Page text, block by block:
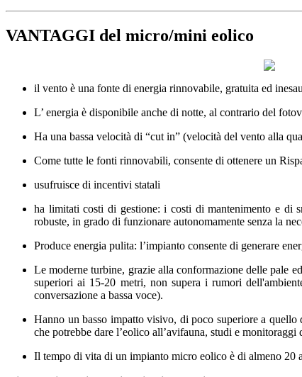
VANTAGGI del micro/mini eolico
il vento è una fonte di energia rinnovabile, gratuita ed
L’ energia è disponibile anche di notte, al contrario del
Ha una bassa velocità di “cut in” (velocità del vento alla
Come tutte le fonti rinnovabili, consente di ottenere un
usufruisce di incentivi statali
ha limitati costi di gestione: i costi di mantenimento e di
robuste, in grado di funzionare autonomamente senza la
Produce energia pulita: l’impianto consente di generare
Le moderne turbine, grazie alla conformazione delle pale
superiori ai 15-20 metri, non supera i rumori
conversazione a bassa voce).
Hanno un basso impatto visivo, di poco superiore a
che potrebbe dare l’eolico all’avifauna, studi e
Il tempo di vita di un impianto micro eolico è di almeno 20